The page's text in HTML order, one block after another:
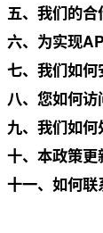
五、我们的
六、为实现
七、我们如
八、您如何
九、我们如
十、本政策
十一、如何联